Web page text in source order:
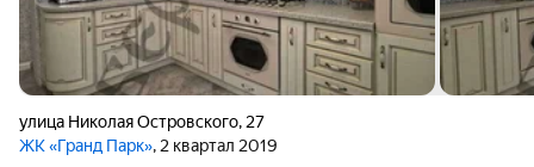
улица Николая Островского, 27
ЖК «Гранд Парк», 2 квартал 2019